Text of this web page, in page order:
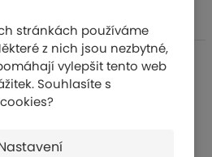
stránkách používáme
z nich jsou nezbytné,
vylepšit tento web
Souhlasíte s